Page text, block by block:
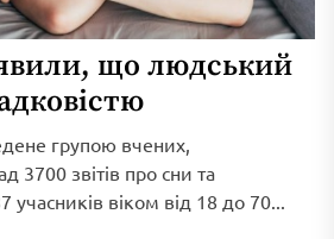
що людський
групою вчених,
3700 звітів про сни та
учасників віком від 18 до 70...